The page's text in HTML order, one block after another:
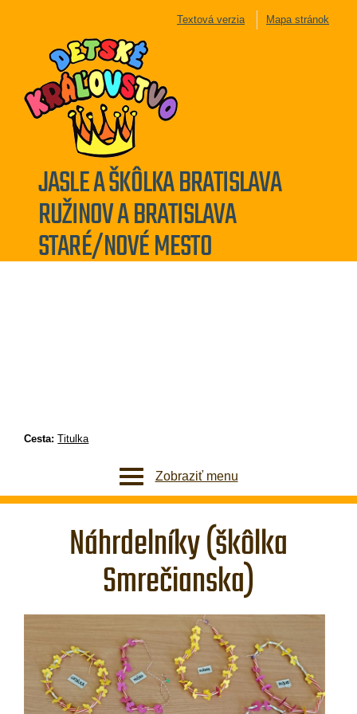
Textová verzia Mapa stránok
JASLE A ŠKÔLKA BRATISLAVA
RUŽINOV A BRATISLAVA
STARÉ/NOVÉ MESTO
Cesta:Titulka
Zobraziť menu
Náhrdelníky (škôlka
Smrečianska)